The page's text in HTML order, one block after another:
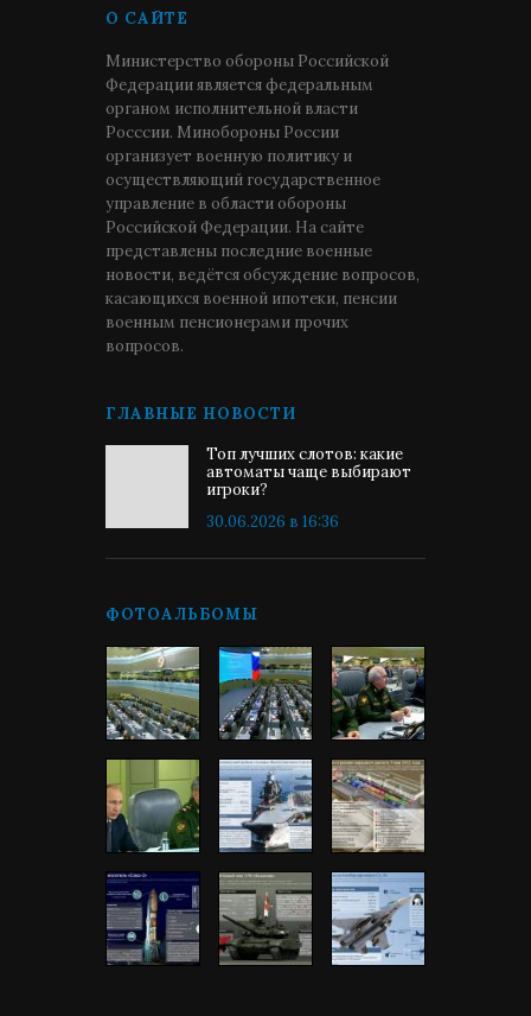
О САЙТЕ
Министерство обороны Российской
Федерации является федеральным
органом исполнительной власти
Росссии. Минобороны России
организует военную политику и
осуществляющий государственное
управление в области обороны
Российской Федерации. На сайте
представлены последние военные
новости, ведётся обсуждение вопросов,
касающихся военной ипотеки, пенсии
военным пенсионерами прочих
вопросов.
ГЛАВНЫЕ НОВОСТИ
Топ лучших слотов: какие
автоматы чаще выбирают
игроки?
30.06.2026 в 16:36
ФОТОАЛЬБОМЫ